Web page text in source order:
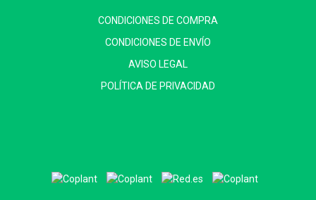
CONDICIONES DE COMPRA
CONDICIONES DE ENVÍO
AVISO LEGAL
POLÍTICA DE PRIVACIDAD